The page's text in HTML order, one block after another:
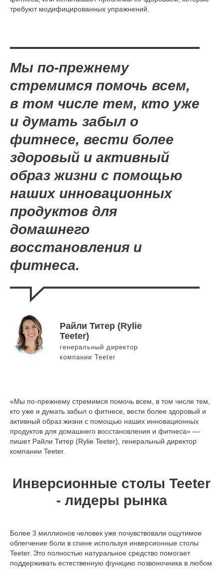
требуют модифицированных упражнений.
Мы по-прежнему
стремимся помочь всем,
в том числе тем, кто уже
и думать забыл о
фитнесе, вести более
здоровый и активный
образ жизни с помощью
наших инновационных
продуктов для
домашнего
восстановления и
фитнеса.
Райли Титер (Rylie
Teeter)
генеральный директор
компании Teeter
«Мы по-прежнему стремимся помочь всем, в том числе тем,
кто уже и думать забыл о фитнесе, вести более здоровый и
активный образ жизни с помощью наших инновационных
продуктов для домашнего восстановления и фитнеса» —
пишет Райли Титер (Rylie Teeter), генеральный директор
компании Teeter.
Инверсионные столы Teeter
- лидеры рынка
Более 3 миллионов человек уже почувствовали ощутимое
облегчение боли в спине используя инверсионные столы
Teeter. Это полностью натуральное средство помогает
поддерживать естественную функцию позвоночника в любом